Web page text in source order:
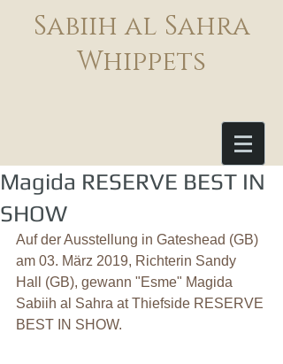
Sabiih al Sahra
Whippets
Magida RESERVE BEST IN
SHOW
Auf der Ausstellung in Gateshead (GB)
am 03. März 2019, Richterin Sandy
Hall (GB), gewann "Esme" Magida
Sabiih al Sahra at Thiefside RESERVE
BEST IN SHOW.